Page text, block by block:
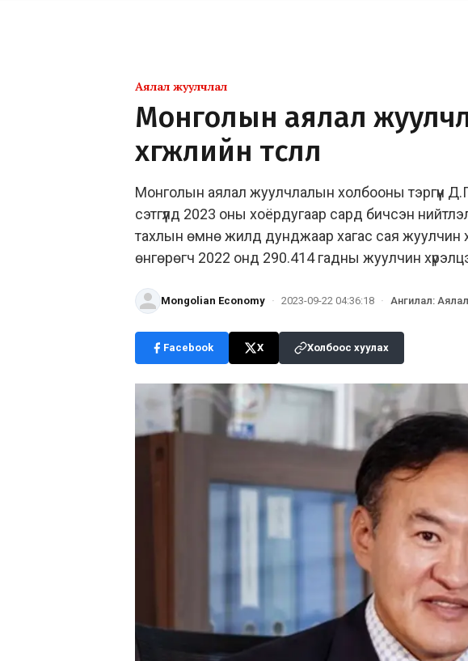
Аялал жуулчлал
Монголын аялал
хөгжлийн төсөөлөл
Монголын аялал жуулчлалын холбооны тэргүүн
сэтгүүлд 2023 оны хоёрдугаар сард бичсэн
тахлын өмнө жилд дунджаар хагас сая жуулчин
өнгөрөгч 2022 онд 290.414 гадны жуулчин
Mongolian Economy · 2023-09-22 04:36:18 · Ангилал:
Facebook X Холбоос хуулах